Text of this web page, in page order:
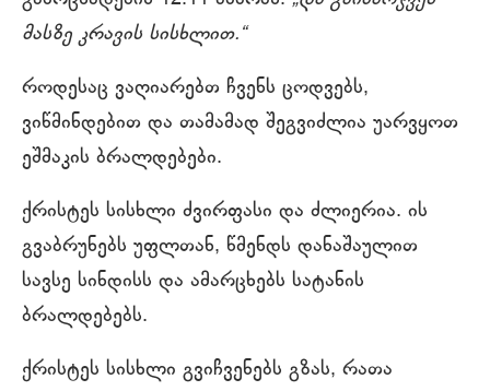
მასზე კრავის სისხლით.“
როდესაც ვაღიარებთ ჩვენს ცოდვებს,
ვიწმინდებით და თამამად შეგვიძლია უარვყოთ
ეშმაკის ბრალდებები.
ქრისტეს სისხლი ძვირფასი და ძლიერია. ის
გვაბრუნებს უფლთან, წმენდს დანაშაულით
სავსე სინდისს და ამარცხებს სატანის
ბრალდებებს.
ქრისტეს სისხლი გვიჩვენებს გზას, რათა